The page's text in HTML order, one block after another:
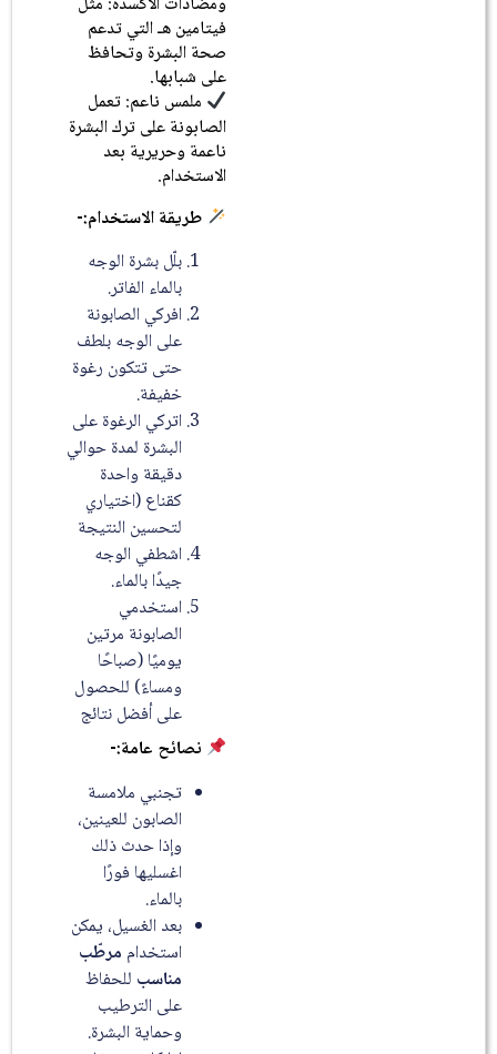
فيتامين هـ التي تدعم
صحة البشرة وتحافظ
على شبابها.
ملمس ناعم: تعمل
الصابونة على ترك البشرة
ناعمة وحريرية بعد
الاستخدام.
طريقة الاستخدام:-
بلّل بشرة الوجه
بالماء الفاتر.
افركي الصابونة
على الوجه بلطف
حتى تتكون رغوة
خفيفة.
اتركي الرغوة على
البشرة لمدة حوالي
دقيقة واحدة
كقناع (اختياري
لتحسين النتيجة
اشطفي الوجه
جيدًا بالماء.
استخدمي
الصابونة مرتين
يوميًا (صباحًا
ومساءً) للحصول
على أفضل نتائج
نصائح عامة:-
تجنبي ملامسة
الصابون للعينين،
وإذا حدث ذلك
اغسليها فورًا
بالماء.
بعد الغسيل، يمكن
استخدام مرطّب
مناسب للحفاظ
على الترطيب
وحماية البشرة.